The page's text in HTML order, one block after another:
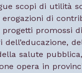
scopi di utilità
di
promossi
salute
opera in